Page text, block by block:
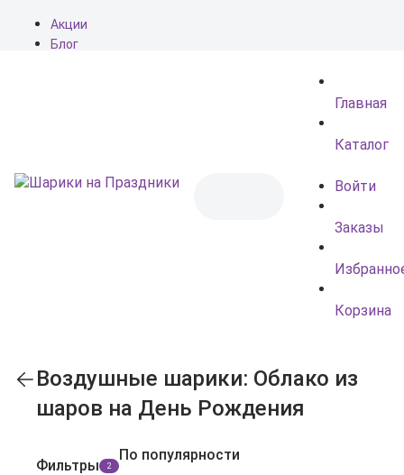
Акции
Блог
Главная
Каталог
Войти
Заказы
Корзина
Воздушные шарики: Облако из
шаров на День Рождения
Фильтры 2
По популярности